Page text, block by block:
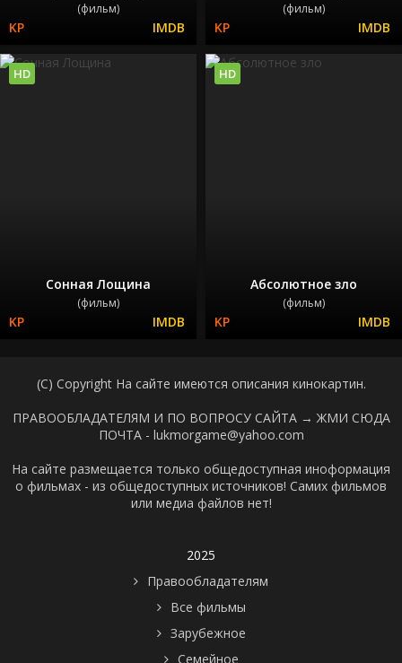
(фильм) (фильм)
Сонная Лощина
(фильм)
HD
Абсолютное зло
(фильм)
HD
(C) Copyright На сайте имеются описания кинокартин.
ПРАВООБЛАДАТЕЛЯМ И ПО ВОПРОСУ САЙТА → ЖМИ СЮДА
ПОЧТА - lukmorgame@yahoo.com
На сайте размещается только общедоступная иноформация
о фильмах - из общедоступных источников! Самих фильмов
или медиа файлов нет!
2025
Правообладателям
Все фильмы
Зарубежное
Семейное